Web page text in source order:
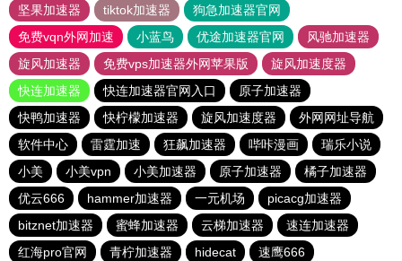
坚果加速器
tiktok加速器
狗急加速器官网
免费vqn外网加速
小蓝鸟 优途加速器官网
风驰加速器
旋风加速器
免费vps加速器外网苹果版
旋风加速度器
快连加速器
快连加速器官网入口
原子加速器
快鸭加速器
快柠檬加速器 旋风加速度器
外网网址导航
软件中心
雷霆加速 狂飙加速器 哔咔漫画
瑞乐小说
小美
小美vpn 小美加速器 原子加速器
橘子加速器
优云666
hammer加速器 一元机场
picacg加速器
bitznet加速器
蜜蜂加速器 云梯加速器
速连加速器
红海pro官网
青柠加速器 hidecat
速鹰666